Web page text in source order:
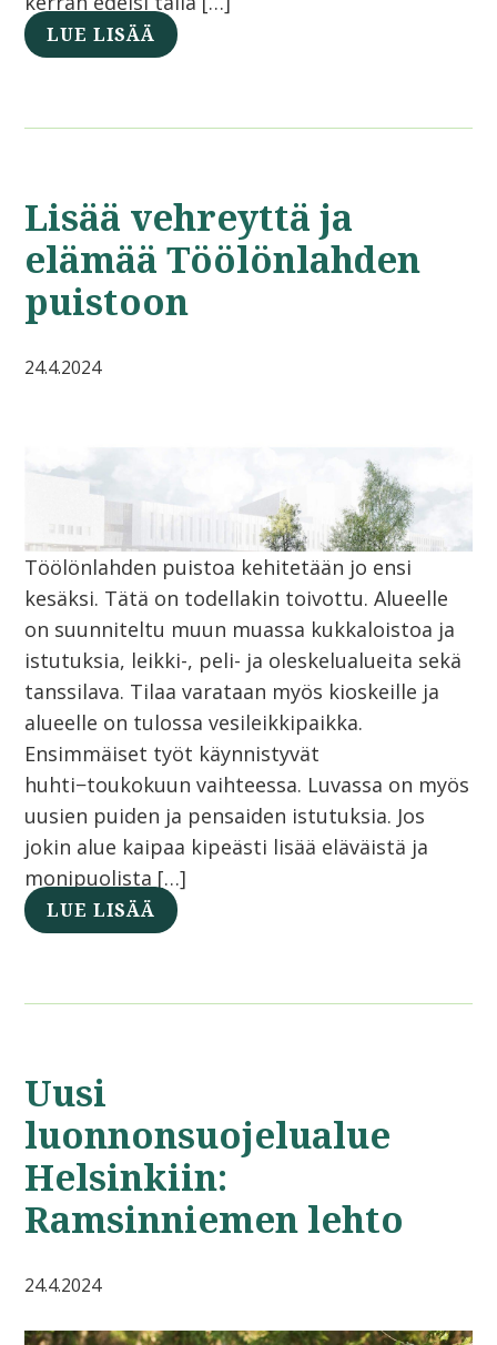
LUE LISÄÄ
Lisää vehreyttä ja
elämää Töölönlahden
puistoon
24.4.2024
Töölönlahden puistoa kehitetään jo ensi
kesäksi. Tätä on todellakin toivottu. Alueelle
on suunniteltu muun muassa kukkaloistoa ja
istutuksia, leikki-, peli- ja oleskelualueita sekä
tanssilava. Tilaa varataan myös kioskeille ja
alueelle on tulossa vesileikkipaikka.
Ensimmäiset työt käynnistyvät
huhti−toukokuun vaihteessa. Luvassa on myös
uusien puiden ja pensaiden istutuksia. Jos
jokin alue kaipaa kipeästi lisää eläväistä ja
monipuolista […]
LUE LISÄÄ
Uusi
luonnonsuojelualue
Helsinkiin:
Ramsinniemen lehto
24.4.2024